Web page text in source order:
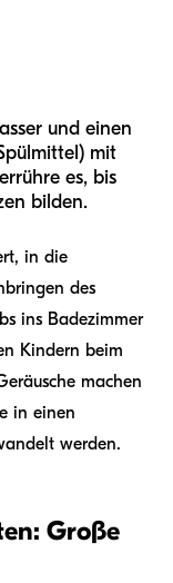
und einen
mit
es, bis
bilden.
in die
des
ins Badezimmer
Kindern beim
machen
in einen
werden.
Große